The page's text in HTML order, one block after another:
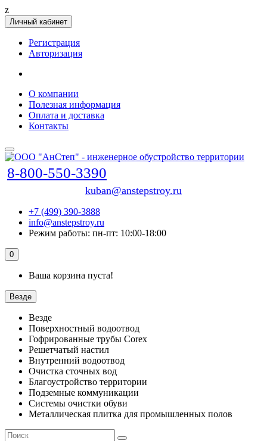
z
Личный кабинет
Регистрация
Авторизация
О компании
Полезная информация
Оплата и доставка
Контакты
8-800-550-3390
kuban@anstepstroy.ru
+7 (499) 390-3888
info@anstepstroy.ru
Режим работы: пн-пт: 10:00-18:00
0
Ваша корзина пуста!
Везде
Везде
Поверхностный водоотвод
Гофрированные трубы Corex
Решетчатый настил
Внутренний водоотвод
Очистка сточных вод
Благоустройство территории
Подземные коммуникации
Системы очистки обуви
Металлическая плитка для промышленных полов